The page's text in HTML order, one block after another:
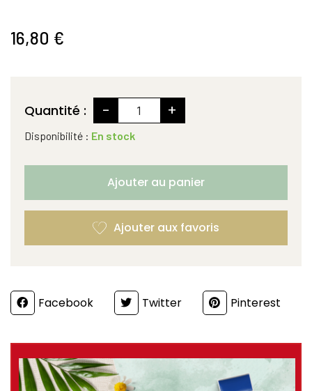
16,80 €
Quantité : - +
Disponibilité : En stock
Ajouter au panier
PartagerFacebook Twitter Pinterest